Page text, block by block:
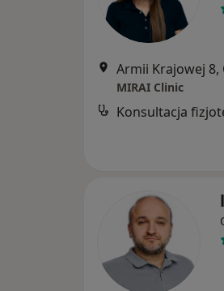
Armii Krajowej 8,
MIRAI Clinic
Konsultacja